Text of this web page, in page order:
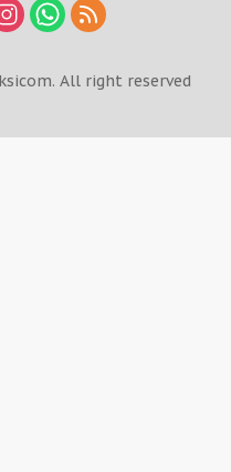
All right reserved